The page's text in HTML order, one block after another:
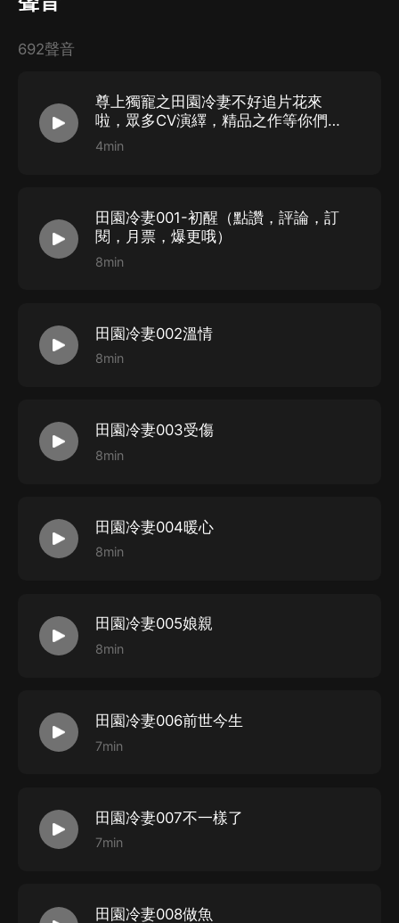
692聲音
尊上獨寵之田園冷妻不好追片花來
啦，眾多CV演繹，精品之作等你們來
聽哦
4min
田園冷妻001-初醒（點讚，評論，訂
閱，月票，爆更哦）
8min
田園冷妻002溫情
8min
田園冷妻003受傷
8min
田園冷妻004暖心
8min
田園冷妻005娘親
8min
田園冷妻006前世今生
7min
田園冷妻007不一樣了
7min
田園冷妻008做魚